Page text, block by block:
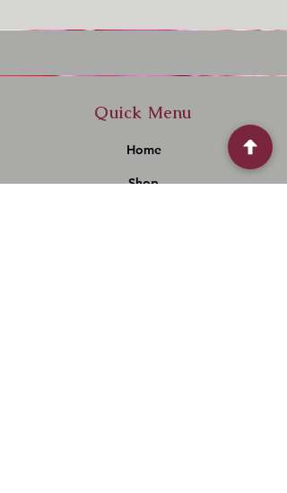
服務由司機直接送出，
如須要包車即刻送，或4 小時內送
Quick Menu
Home
Shop